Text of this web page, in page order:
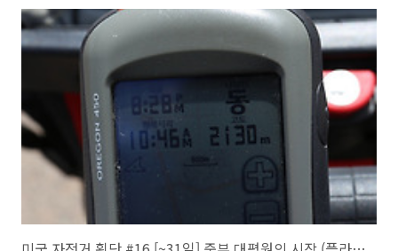
났다.프리웨이 주변에는 캠핑장 및 주유소, 모텔, 식당 정보를 안내하는
표지판이 많이 있어좋다. 그러나 어제이후 6번째 주 캔사스에 들어왔기
때문에 더이상은 프리웨이에서 자전거를탈 수 없다. 그러므로 스마트폰
의 지도를 더 많이 그리고 자세히 들여다 볼 필요가 있을 것 같다.어제 날
이 어두워질때쯤 캠핑장에 도착해서 장소를 물색하다 보니 컴컴한 가운
데..